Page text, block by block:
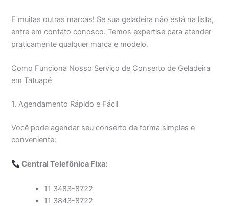
E muitas outras marcas! Se sua geladeira não está na lista,
entre em contato conosco. Temos expertise para atender
praticamente qualquer marca e modelo.
Como Funciona Nosso Serviço de Conserto de Geladeira
em Tatuapé
1. Agendamento Rápido e Fácil
Você pode agendar seu conserto de forma simples e
conveniente:
Central Telefônica Fixa:
11 3483-8722
11 3843-8722